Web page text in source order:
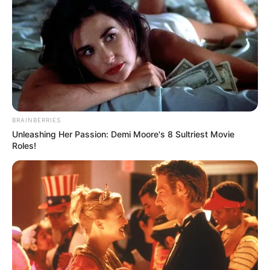
આ સમયે, શનિ મીનમાં રહેશે, અને બુધ મકર રાશિમાં
રહેશે. મકર રાશિમાં, બુધ પણ સૂર્ય, મંગળ અને શુક્ર
BRAINBERRIES
Unleashing Her Passion: Demi Moore's 8 Sultriest Movie
Roles!